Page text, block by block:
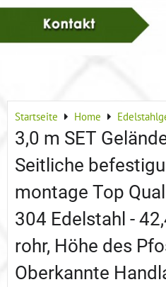
Startseite Home
3,0 m SET
Seitliche
montage Top
304 Edelstahl -
rohr, Höhe des
Oberkannte